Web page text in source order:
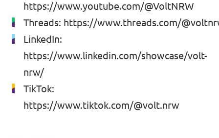
https://www.youtube.com/@VoltNRW
Threads: https://www.threads.com/
LinkedIn:
https://www.linkedin.com/showcase/volt-
nrw/
TikTok:
https://www.tiktok.com/@volt.nrw